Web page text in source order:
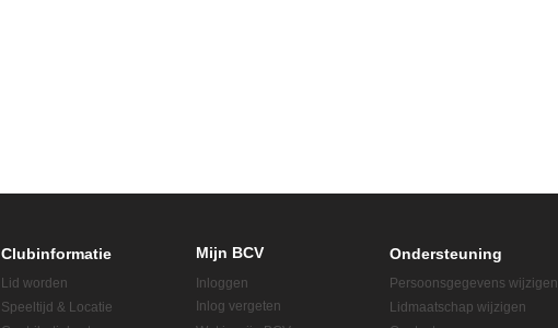
Clubinformatie
Lid worden
Speeltijd & Locatie
Mijn BCV
Inloggen
Inlog vergeten
Ondersteuning
Persoonsgegevens wijzigen
Lidmaatschap wijzigen